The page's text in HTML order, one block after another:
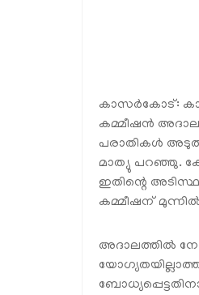
കാസര്‍കോട്:
കമ്മീഷന്‍
പരാതികള്‍
മാത്യു പറഞ്ഞു.
ഇതിന്റെ
കമ്മീഷന്
അദാലത്തില്‍